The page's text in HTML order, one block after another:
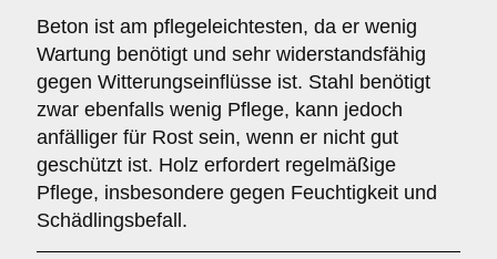
Beton ist am pflegeleichtesten, da er wenig
Wartung benötigt und sehr widerstandsfähig
gegen Witterungseinflüsse ist. Stahl benötigt
zwar ebenfalls wenig Pflege, kann jedoch
anfälliger für Rost sein, wenn er nicht gut
geschützt ist. Holz erfordert regelmäßige
Pflege, insbesondere gegen Feuchtigkeit und
Schädlingsbefall.